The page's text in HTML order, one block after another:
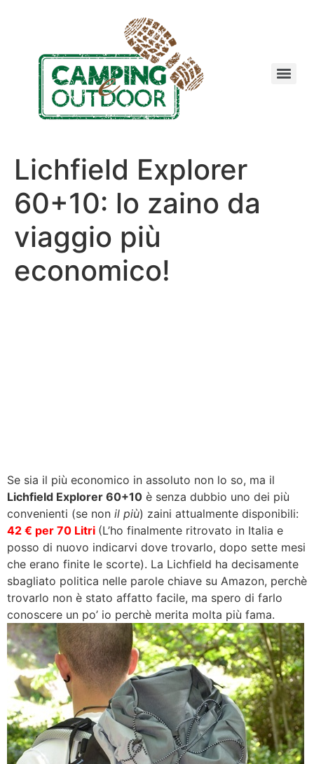
Lichfield Explorer
60+10: lo zaino da
viaggio più
economico!
Se sia il più economico in assoluto non lo so, ma il
Lichfield Explorer 60+10 è senza dubbio uno dei più
convenienti (se non il più) zaini attualmente disponibili:
42 € per 70 Litri (L’ho finalmente ritrovato in Italia e
posso di nuovo indicarvi dove trovarlo, dopo sette mesi
che erano finite le scorte). La Lichfield ha decisamente
sbagliato politica nelle parole chiave su Amazon, perchè
trovarlo non è stato affatto facile, ma spero di farlo
conoscere un po’ io perchè merita molta più fama.